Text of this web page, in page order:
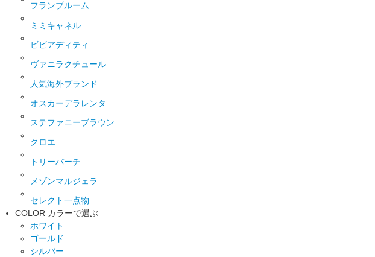
フランブルーム
ミミキャネル
ビビアディティ
ヴァニラクチュール
人気海外ブランド
オスカーデラレンタ
ステファニーブラウン
クロエ
トリーバーチ
メゾンマルジェラ
セレクト一点物
COLOR カラーで選ぶ
ホワイト
ゴールド
シルバー